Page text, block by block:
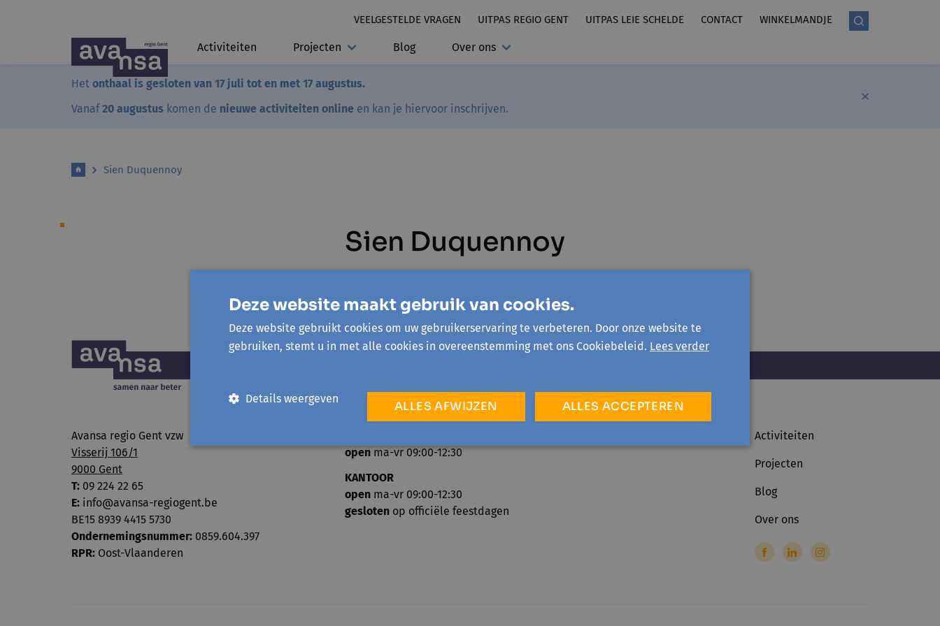
VEELGESTELDE VRAGEN UITPAS REGIO GENT UITPAS LEIE SCHELDE CONTACT WINKELMANDJE
Activiteiten Projecten Blog Over ons
Het onthaal is gesloten van 17 juli tot en met 17 augustus.
Vanaf20 augustus komen de nieuwe activiteiten online en kan je hiervoor inschrijven.
Sien Duquennoy
Sien Duquennoy
Avansa regio Gent vzw
Visserij 106/1
9000 Gent
T: 09 224 22 65
E: info@avansa-regiogent.be
BE15 8939 4415 5730
Ondernemingsnummer: 0859.604.397
RPR: Oost-Vlaanderen
openma-vr 09:00-12:30
KANTOOR
openma-vr 09:00-12:30
geslotenop officiële feestdagen
Activiteiten
Projecten
Blog
Over ons
Deze website maakt gebruik van cookies.
Deze website gebruikt cookies om uw gebruikerservaring te verbeteren. Door onze website te
gebruiken, stemt u in met alle cookies in overeenstemming met ons Cookiebeleid. Lees verder
ALLES ACCEPTEREN
ALLES AFWIJZEN
Details weergeven